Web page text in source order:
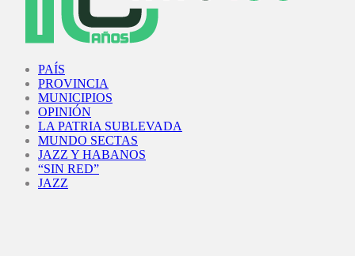
PAÍS
PROVINCIA
MUNICIPIOS
OPINIÓN
LA PATRIA SUBLEVADA
MUNDO SECTAS
JAZZ Y HABANOS
“SIN RED”
JAZZ